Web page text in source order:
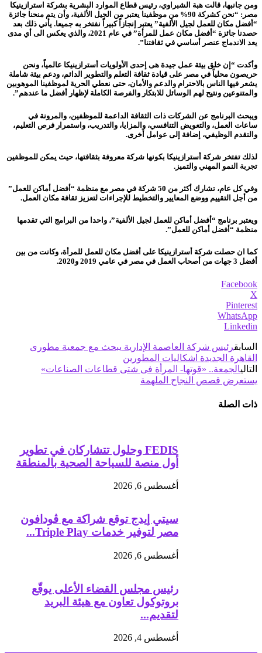
ومن جانبها، قالت هبة الشبراوي، رئيس قطاع الموارد البشرية بشركة استرازينيكا
مصر: “نحن كشركة 90% من موظفينا يعتبر من الجيل الألفية، وأن يتم منحنا جائزة
“أفضل مكان للعمل لجيل الألفية” يعتبر إنجازاً كبيراً نفتخر به جميعا. يأتي ذلك بعد
حصدنا جائزة “أفضل مكان عمل للمرأة” في عام 2021، والذي يعكس الى أي مدى
يعد الاندماج عنصر أساسي في ثقافتنا”.
وأكدت “إن خلق بيئة عمل جيدة هى إحدى الأولويات أسترازينيكا عالمياً، ونحن
حريصون محلياً في مصر على قيادة ثقافة التعلم والتطوير الدائم، ودعم بيئة شاملة
يشعر فيها الناس بالاحترام والدعم والأمان، حتى نعطي الحرية لموظفينا الموهوبين
والمتنوعين ونتيح لهم الوسائل للابتكار والفرصة الكاملة لإظهار أفضل ما عندهم”.
ويبحث البرنامج عن الشركات ذات الثقافة الداعمة للموظفين، والمرونة في
ساعات العمل، والتعويض التنافسي، والمزايا، والتدريب، واستمرار فرص التعليم،
والتقدم الوظيفي، إضافة إلى عوامل أخرى.
لذلك تفتخر شركة أسترازينيكا بكونها شركة معروفة بثقافتها، حيث يمكن للموظفين
تجربة النمو المهني والتميز.
وفي كل عام، تشارك أكثر من 50 شركة في مصر مع منظمة “أفضل أماكن للعمل”
من أجل التقييم ووضع المعايير والتخطيط للإجراءات لتعزيز ثقافة مكان العمل.
ويعتبر برنامج “أفضل أماكن للعمل لجيل الألفية”، واحدا من البرامج التي تقدمها
منظمة “أفضل أماكن للعمل”.
كما ان حصلت شركة أسترازينيكا على أفضل مكان للعمل للمرأة، وكانت من بين
أفضل 3 جهات من أصحاب العمل في مصر في عامي 2019 و2020.
Facebook
X
Pinterest
WhatsApp
Linkedin
السابقرئيس شركة العاصمة الإدارية يبحث مع جمعية مطورى
القاهرة الجديدة اشكاليات المطورين
التاليالجمعة.. «قوتها- المرأة فى شتى قطاعات الصناعات»
يستعرض قصص النجاح الملهمة
ذات الصلة
FEDIS وحلول تتشاركان في تطوير
أول منصة للسياحة الصحية بالمنطقة
أغسطس 6, 2026
سيتي إيدج توقع شراكة مع ڤودافون
مصر لتوفير خدمات Triple Play...
أغسطس 6, 2026
رئيس مجلس القضاء الأعلى يوقّع
بروتوكول تعاون مع هيئة البريد
لتقديم...
أغسطس 4, 2026